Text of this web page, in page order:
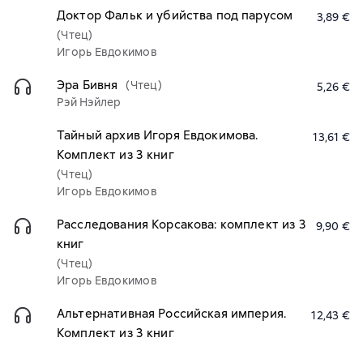
Доктор Фальк и убийства под парусом
(Чтец)
Игорь Евдокимов
3,89 €
Эра Бивня
(Чтец)
Рэй Нэйлер
5,26 €
Тайный архив Игоря Евдокимова.
Комплект из 3 книг
(Чтец)
Игорь Евдокимов
13,61 €
Расследования Корсакова: комплект из 3
книг
(Чтец)
Игорь Евдокимов
9,90 €
Альтернативная Российская империя.
Комплект из 3 книг
12,43 €